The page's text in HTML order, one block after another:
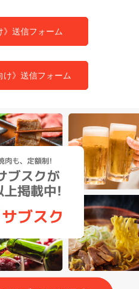
》送信フォーム
け》送信フォーム